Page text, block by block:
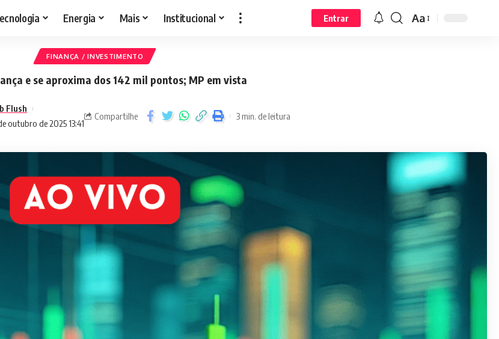
Energia Mais Institucional Entrar Aa
FINANÇA / INVESTIMENTO
e se aproxima dos 142 mil pontos; MP em vista
outubro de 2025 13:41
Flush
Compartilhe 3 min. de leitura